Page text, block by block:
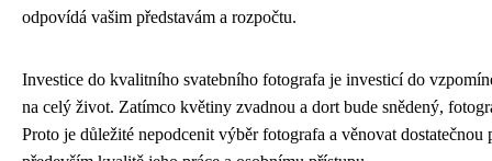
odpovídá vašim představám a rozpočtu.
Investice do kvalitního svatebního fotografa je investicí do
na celý život. Zatímco květiny zvadnou a dort bude snědený,
Proto je důležité nepodcenit výběr fotografa a věnovat dostatečnou